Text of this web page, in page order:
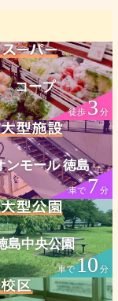
コープ
徒歩3分
ンモール 徳島
車で7分
島中央公園
車で10分